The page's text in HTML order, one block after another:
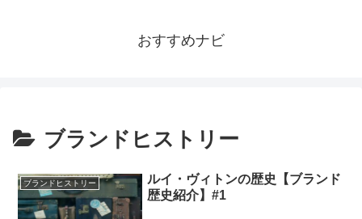
おすすめナビ
ブランドヒストリー
ブランドヒストリー
ルイ・ヴィトンの歴史【ブランド
歴史紹介】#1